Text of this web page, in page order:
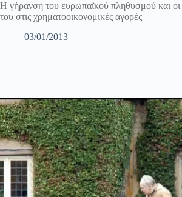
Η γήρανση του ευρωπαϊκού πληθυσμού και οι
του στις χρηματοοικονομικές αγορές
03/01/2013